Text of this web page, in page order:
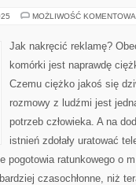
MOŻLIWOŚĆ
Jak nakręcić reklamę?
komórki jest naprawdę
Czemu ciężko jakoś się
rozmowy z ludźmi jest
potrzeb człowieka. A na
istnień zdołały uratować
pogotowia ratunkowego o
czasochłonne, niż